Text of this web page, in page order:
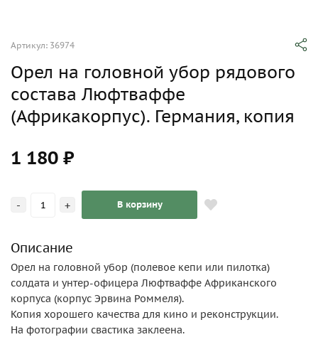
Артикул: 36974
Орел на головной убор рядового
состава Люфтваффе
(Африкакорпус). Германия, копия
1 180 ₽
- + В корзину
Описание
Орел на головной убор (полевое кепи или пилотка)
солдата и унтер-офицера Люфтваффе Африканского
корпуса (корпус Эрвина Роммеля).
Копия хорошего качества для кино и реконструкции.
На фотографии свастика заклеена.